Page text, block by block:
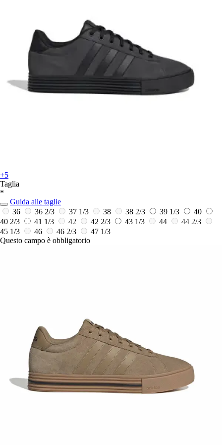
+5
Taglia
*
Guida alle taglie
36
36 2/3 37 1/3 38 38 2/3 39 1/3
40
40 2/3
41 1/3 42 42 2/3 43 1/3 44
44 2/3
45 1/3
46 46 2/3
47 1/3
Questo campo è obbligatorio